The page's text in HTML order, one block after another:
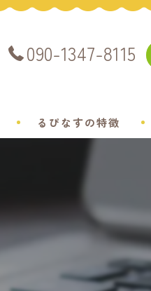
090-1347-8115
るぴなすの特徴
ミニチュアダックスフンド